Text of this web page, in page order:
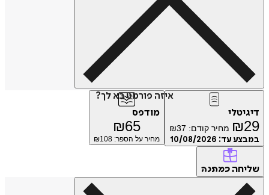
איזה פורמט בא לך?
₪ מחיר קודם: ₪37
עד:10/08/2026
מודפס
₪
מחיר על הספר: ₪108
כמתנה